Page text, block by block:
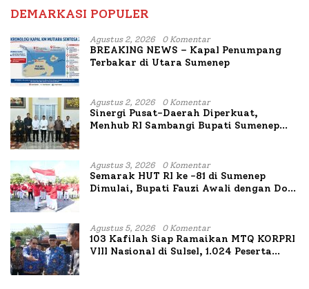
DEMARKASI POPULER
Agustus 2, 2026 0 Komentar
BREAKING NEWS – Kapal Penumpang
Terbakar di Utara Sumenep
Agustus 2, 2026 0 Komentar
Sinergi Pusat-Daerah Diperkuat,
Menhub RI Sambangi Bupati Sumenep
Agustus 3, 2026 0 Komentar
Semarak HUT RI ke -81 di Sumenep
Dimulai, Bupati Fauzi Awali dengan Doa
Agustus 5, 2026 0 Komentar
103 Kafilah Siap Ramaikan MTQ KORPRI
VIII Nasional di Sulsel, 1.024 Peserta